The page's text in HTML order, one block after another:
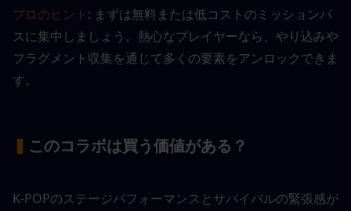
プロのヒント : まずは無料または低コストのミッションパ
スに集中しましょう。熱心なプレイヤーなら、やり込みや
フラグメント収集を通じて多くの要素をアンロックできま
す。
▍ このコラボは買う価値がある？
K-POPのステージパフォーマンスとサバイバルの緊張感が